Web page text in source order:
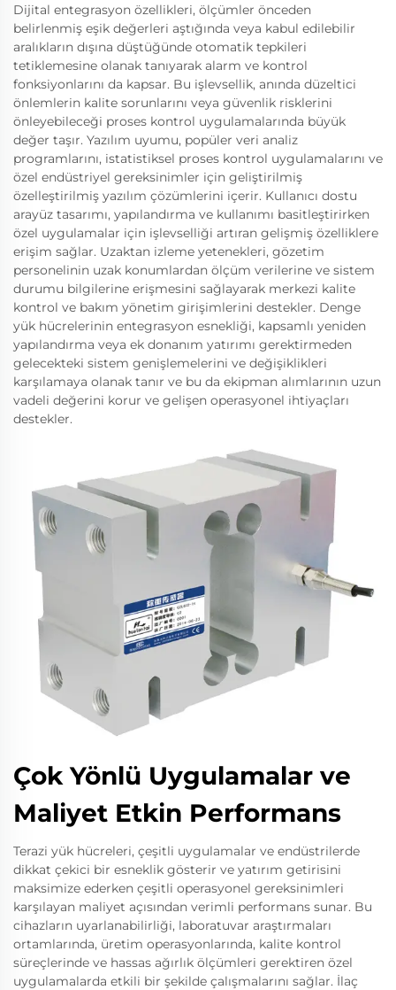
Dijital entegrasyon özellikleri, ölçümler önceden
belirlenmiş eşik değerleri aştığında veya kabul edilebilir
aralıkların dışına düştüğünde otomatik tepkileri
tetiklemesine olanak tanıyarak alarm ve kontrol
fonksiyonlarını da kapsar. Bu işlevsellik, anında düzeltici
önlemlerin kalite sorunlarını veya güvenlik risklerini
önleyebileceği proses kontrol uygulamalarında büyük
değer taşır. Yazılım uyumu, popüler veri analiz
programlarını, istatistiksel proses kontrol uygulamalarını ve
özel endüstriyel gereksinimler için geliştirilmiş
özelleştirilmiş yazılım çözümlerini içerir. Kullanıcı dostu
arayüz tasarımı, yapılandırma ve kullanımı basitleştirirken
özel uygulamalar için işlevselliği artıran gelişmiş özelliklere
erişim sağlar. Uzaktan izleme yetenekleri, gözetim
personelinin uzak konumlardan ölçüm verilerine ve sistem
durumu bilgilerine erişmesini sağlayarak merkezi kalite
kontrol ve bakım yönetim girişimlerini destekler. Denge
yük hücrelerinin entegrasyon esnekliği, kapsamlı yeniden
yapılandırma veya ek donanım yatırımı gerektirmeden
gelecekteki sistem genişlemelerini ve değişiklikleri
karşılamaya olanak tanır ve bu da ekipman alımlarının uzun
vadeli değerini korur ve gelişen operasyonel ihtiyaçları
destekler.
Çok Yönlü Uygulamalar ve
Maliyet Etkin Performans
Terazi yük hücreleri, çeşitli uygulamalar ve endüstrilerde
dikkat çekici bir esneklik gösterir ve yatırım getirisini
maksimize ederken çeşitli operasyonel gereksinimleri
karşılayan maliyet açısından verimli performans sunar. Bu
cihazların uyarlanabilirliği, laboratuvar araştırmaları
ortamlarında, üretim operasyonlarında, kalite kontrol
süreçlerinde ve hassas ağırlık ölçümleri gerektiren özel
uygulamalarda etkili bir şekilde çalışmalarını sağlar. İlaç